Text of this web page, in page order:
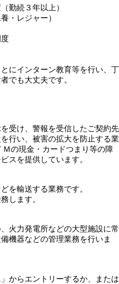
勤続３年以上）
・レジャー）
にインターン教育等を行い、丁
でも大丈夫です。
受け、警報を受信したご契約先
行い、被害の拡大を防止する業
の現金・カードつまり等の障
スを提供しています。
を輸送する業務です。
します。
火力発電所などの大型施設に常
機器などの管理業務を行いま
からエントリーするか、または